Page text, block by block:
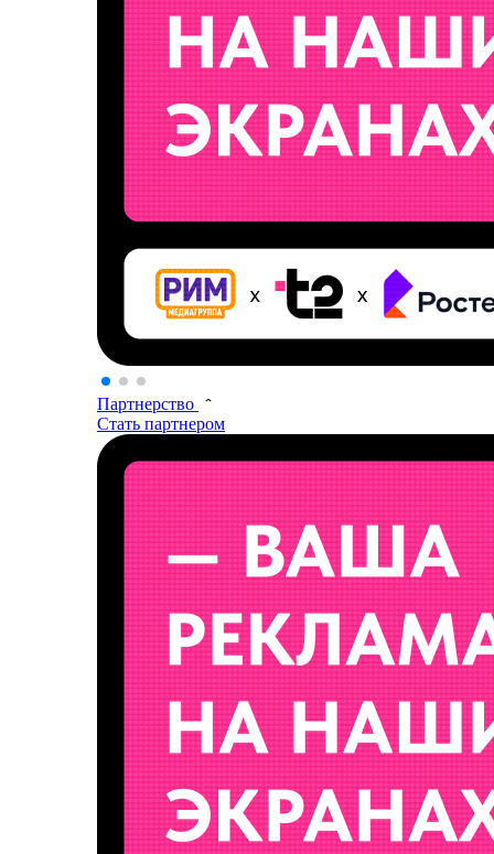
Партнерство
Стать партнером